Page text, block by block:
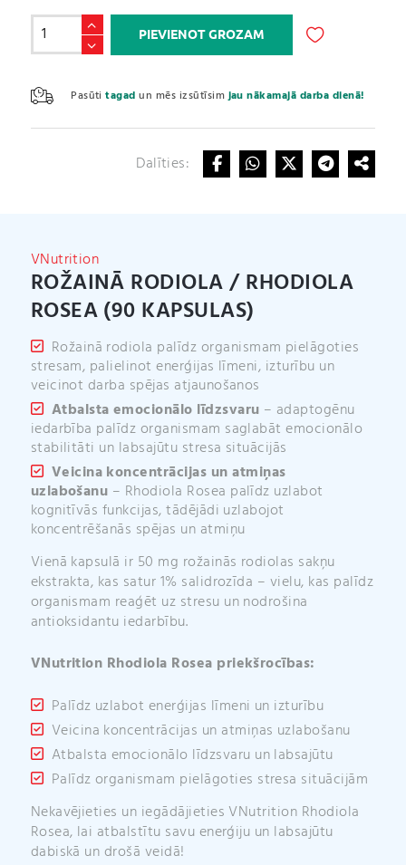
Rožainā
Rodiola
Rhodiola
Rosea
(90
PIEVIENOT GROZAM
Pasūtitagad un mēs izsūtīsimjau nākamajā darba dienā!
e
r
n
Dalīties:
VNutrition
ROŽAINĀ RODIOLA / RHODIOLA
ROSEA (90 KAPSULAS)
Rožainā rodiola palīdz organismam pielāgoties
stresam, palielinot enerģijas līmeni, izturību un
veicinot darba spējas atjaunošanos
Atbalsta emocionālo līdzsvaru – adaptogēnu
iedarbība palīdz organismam saglabāt emocionālo
stabilitāti un labsajūtu stresa situācijās
Veicina koncentrācijas un atmiņas
uzlabošanu – Rhodiola Rosea palīdz uzlabot
kognitīvās funkcijas, tādējādi uzlabojot
koncentrēšanās spējas un atmiņu
Vienā kapsulā ir 50 mg rožainās rodiolas sakņu
ekstrakta, kas satur 1% salidrozīda – vielu, kas palīdz
organismam reaģēt uz stresu un nodrošina
antioksidantu iedarbību.
VNutrition Rhodiola Rosea priekšrocības:
Palīdz uzlabot enerģijas līmeni un izturību
Veicina koncentrācijas un atmiņas uzlabošanu
Atbalsta emocionālo līdzsvaru un labsajūtu
Palīdz organismam pielāgoties stresa situācijām
Nekavējieties un iegādājieties VNutrition Rhodiola
Rosea, lai atbalstītu savu enerģiju un labsajūtu
dabiskā un drošā veidā!